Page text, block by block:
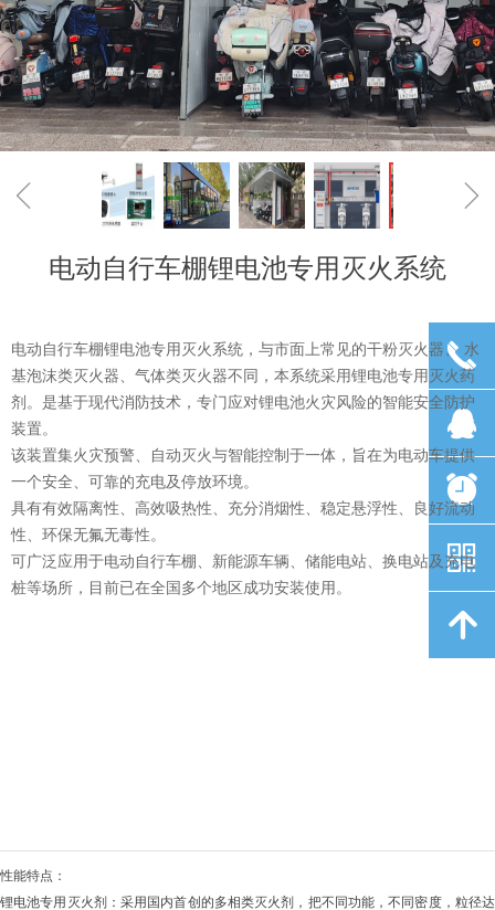
ꁆ ꁇ
性能特点：
锂电池专用灭火剂：采用国内首创的多相类灭火剂，把不同功能，不同密度，粒径达
电动自行车棚锂电池专用灭火系统
电动自行车棚锂电池专用灭火系统，与市面上常见的干粉灭火器、 水
基泡沫类灭火器、气体类灭火器不同，本系统采用锂电池专用灭火药
剂。是基于现代消防技术，专门应对锂电池火灾风险的智能安全防护
装置。
该装置集火灾预警、自动灭火与智能控制于一体，旨在为电动车提供
一个安全、可靠的充电及停放环境。
具有有效隔离性、高效吸热性、充分消烟性、稳定悬浮性、良好流动
性、环保无氟无毒性。
可广泛应用于电动自行车棚、新能源车辆、储能电站、换电站及充电
桩等场所，目前已在全国多个地区成功安装使用。
끅
뀩
뀥
낃
녕
끅
뀩
뀥
낃
녕